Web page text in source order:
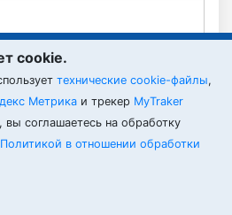
— Подтверждено
ВВГУ
cookie.
технические cookie-файлы,
Метрика и трекер MyTraker
вы соглашаетесь на обработку
Политикой в отношении обработки